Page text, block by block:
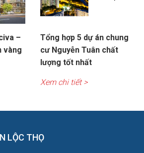
–
vàng
Tổng hợp 5 dự án chung
cư Nguyễn Tuân chất
lượng tốt nhất
Xem chi tiết >
LỘC THỌ